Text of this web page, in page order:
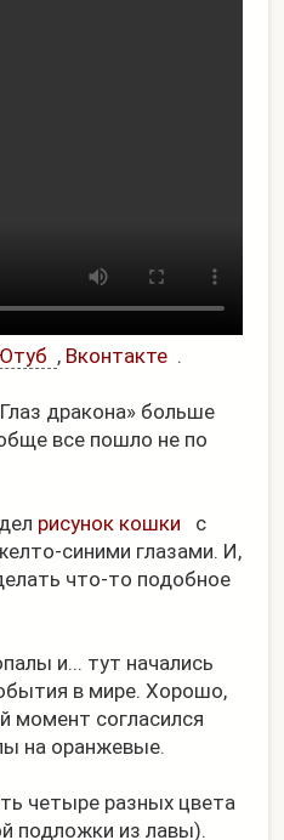
, Вконтакте .
дракона» больше
все пошло не по
рисунок кошки
с
синими глазами. И,
что-то подобное
и... тут начались
в мире. Хорошо,
момент согласился
на оранжевые.
четыре разных цвета
подложки из лавы).